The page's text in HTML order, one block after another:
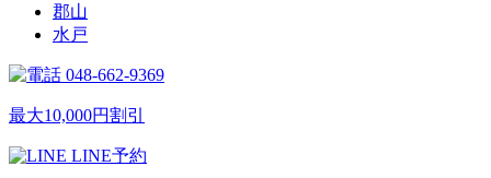
郡山
水戸
048-662-9369
最大10,000円割引
LINE予約